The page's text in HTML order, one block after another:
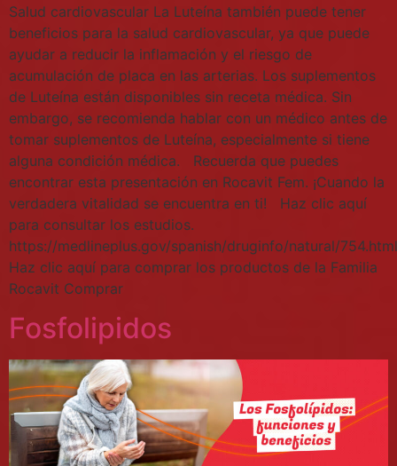
Salud cardiovascular La Luteína también puede tener
beneficios para la salud cardiovascular, ya que puede
ayudar a reducir la inflamación y el riesgo de
acumulación de placa en las arterias. Los suplementos
de Luteína están disponibles sin receta médica. Sin
embargo, se recomienda hablar con un médico antes de
tomar suplementos de Luteína, especialmente si tiene
alguna condición médica. Recuerda que puedes
encontrar esta presentación en Rocavit Fem. ¡Cuando la
verdadera vitalidad se encuentra en ti! Haz clic aquí
para consultar los estudios.
https://medlineplus.gov/spanish/druginfo/natural/754.html
Haz clic aquí para comprar los productos de la Familia
Rocavit Comprar
Fosfolipidos